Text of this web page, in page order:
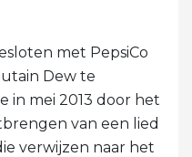
met PepsiCo
Dew te
in mei 2013 door het
van een lied
verwijzen naar het